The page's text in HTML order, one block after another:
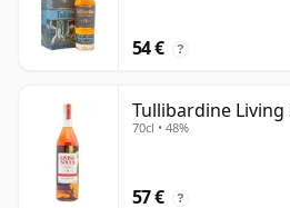
54 € ?
Tullibardine Living
70cl • 48%
57 € ?